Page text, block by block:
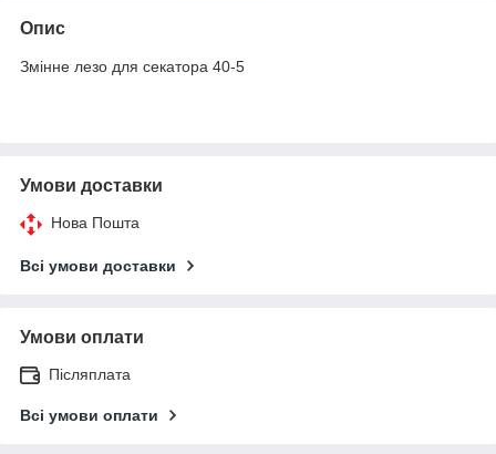
Опис
Змінне лезо для секатора 40-5
Умови доставки
Нова Пошта
Всі умови доставки
Умови оплати
Післяплата
Всі умови оплати